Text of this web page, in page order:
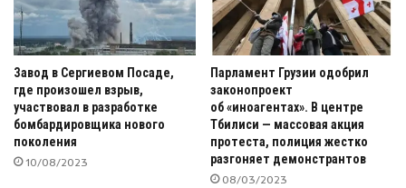
Завод в Сергиевом Посаде,
где произошел взрыв,
участвовал в разработке
бомбардировщика нового
поколения
10/08/2023
Парламент Грузии одобрил
законопроект
об «иноагентах». В центре
Тбилиси — массовая акция
протеста, полиция жестко
разгоняет демонстрантов
08/03/2023